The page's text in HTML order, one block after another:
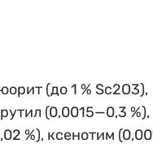
(до 1 % Sc2O3),
(0,0015—0,3 %),
%), ксенотим